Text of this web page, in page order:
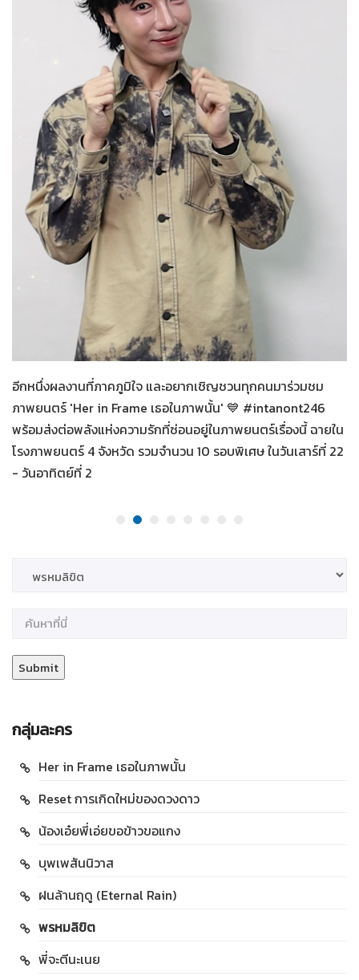
07-08-2569
Her in Frame เธอในภาพนั้น
อีกหนึ่งผลงานที่ภาคภูมิใจ และอยากเชิญชวนทุกคนมาร่วมชม
ภาพยนตร์ 'Her in Frame เธอในภาพนั้น' 💙 #intanont246
พร้อมส่งต่อพลังแห่งความรักที่ซ่อนอยู่ในภาพยนตร์เรื่องนี้ ฉายใน
โรงภาพยนตร์ 4 จังหวัด รวมจำนวน 10 รอบพิเศษ ในวันเสาร์ที่ 22
- วันอาทิตย์ที่ 2
กลุ่มละคร
Her in Frame เธอในภาพนั้น
Reset การเกิดใหม่ของดวงดาว
น้องเอ๋ยพี่เอ่ยขอข้าวขอแกง
บุพเพสันนิวาส
ฝนล้านฤดู (Eternal Rain)
พรหมลิขิต
พี่จะตีนะเนย